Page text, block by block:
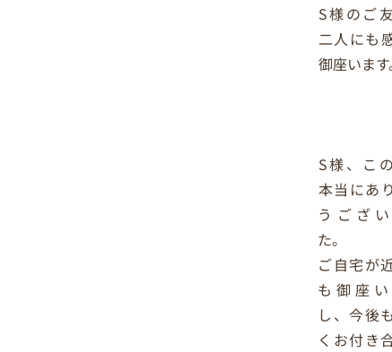
S様のご
二人にも
御座います
S様、こ
本当にあ
うござ
た。
ご自宅が
も御座
し、今後
くお付き